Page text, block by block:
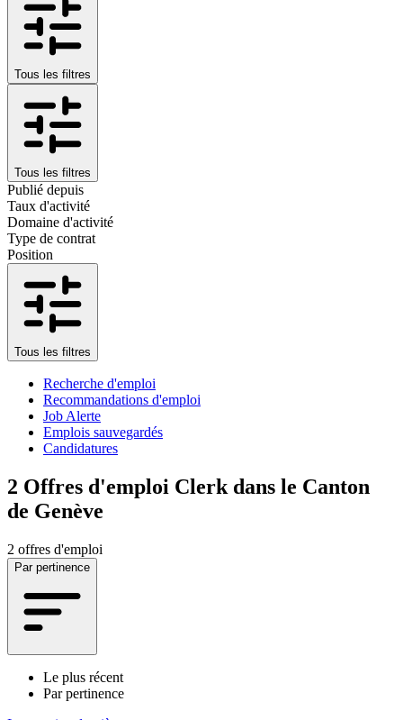
Tous les filtres
Tous les filtres
Publié depuis
Taux d'activité
Domaine d'activité
Type de contrat
Position
Tous les filtres
Recherche d'emploi
Recommandations d'emploi
Job Alerte
Emplois sauvegardés
Candidatures
2 Offres d'emploi Clerk dans le Canton
de Genève
2 offres d'emploi
Par pertinence
Le plus récent
Par pertinence